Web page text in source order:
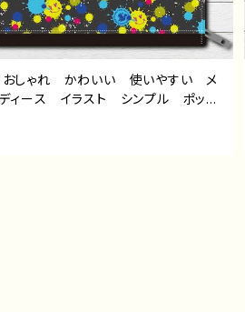
しゃれ かわいい 使いやすい メ
ィース イラスト シンプル ポッ
ゆるかわ ゆるい おすすめ 個
イラストレーター クリエイタ